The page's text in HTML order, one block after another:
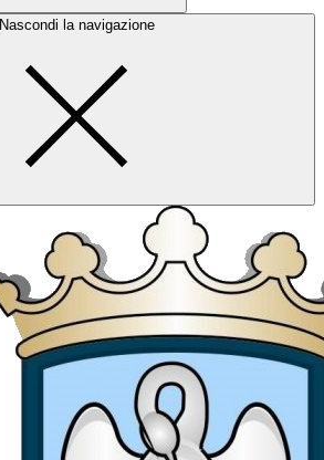
Nascondi la navigazione